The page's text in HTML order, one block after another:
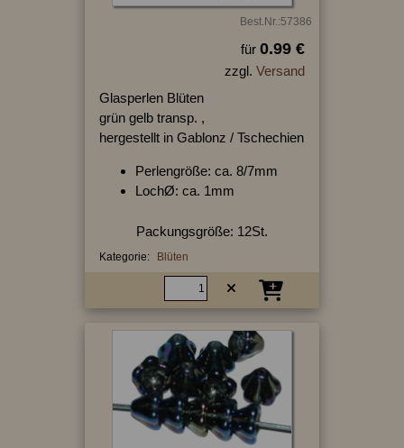
Best.Nr.:57386
für 0.99 €
zzgl. Versand
Glasperlen Blüten
grün gelb transp. ,
hergestellt in Gablonz / Tschechien
Perlengröße: ca. 8/7mm
LochØ: ca. 1mm
Packungsgröße: 12St.
Kategorie: Blüten